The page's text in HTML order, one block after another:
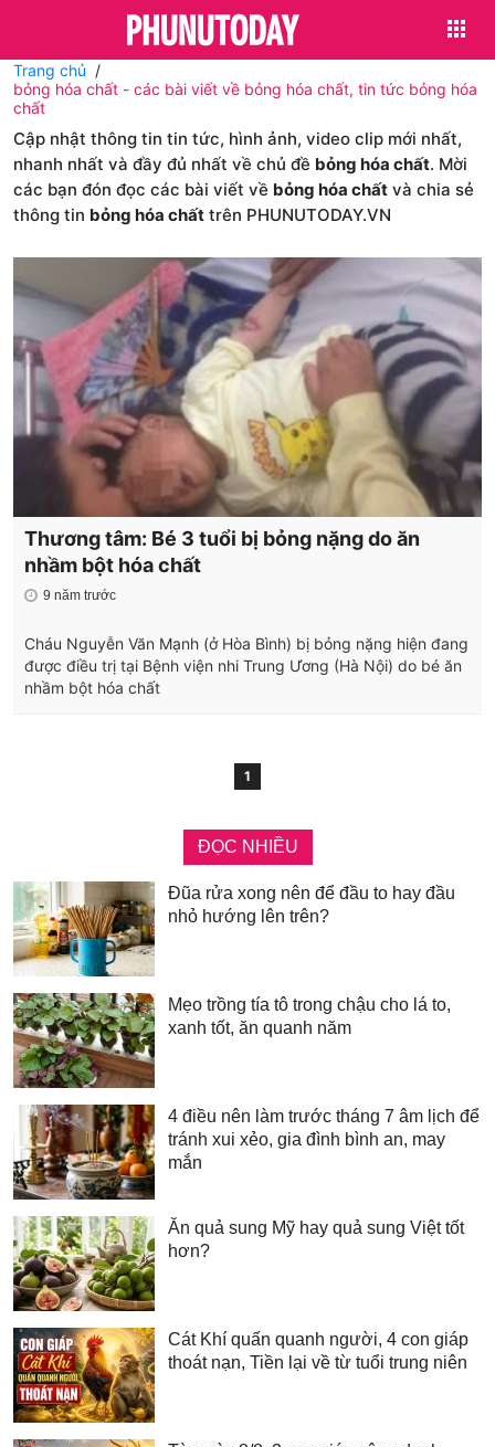
Trang chủ
bỏng hóa chất - các bài viết về bỏng hóa chất, tin tức bỏng hóa
chất
Cập nhật thông tin tin tức, hình ảnh, video clip mới nhất,
nhanh nhất và đầy đủ nhất về chủ đề bỏng hóa chất. Mời
các bạn đón đọc các bài viết về bỏng hóa chất và chia sẻ
thông tin bỏng hóa chất trên PHUNUTODAY.VN
Thương tâm: Bé 3 tuổi bị bỏng nặng do ăn
nhầm bột hóa chất
9 năm trước
Cháu Nguyễn Văn Mạnh (ở Hòa Bình) bị bỏng nặng hiện đang
được điều trị tại Bệnh viện nhi Trung Ương (Hà Nội) do bé ăn
nhầm bột hóa chất
1
ĐỌC NHIỀU
Đũa rửa xong nên để đầu to hay đầu
nhỏ hướng lên trên?
Mẹo trồng tía tô trong chậu cho lá to,
xanh tốt, ăn quanh năm
4 điều nên làm trước tháng 7 âm lịch để
tránh xui xẻo, gia đình bình an, may
mắn
Ăn quả sung Mỹ hay quả sung Việt tốt
hơn?
Cát Khí quấn quanh người, 4 con giáp
thoát nạn, Tiền lại về từ tuổi trung niên